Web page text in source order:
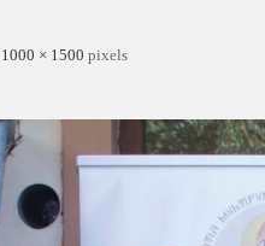
1000 × 1500 pixels